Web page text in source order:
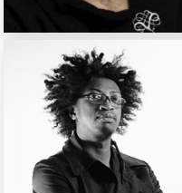
Critique de théâtre,
Traductrice
(Pologne)
Małgorzata Semil